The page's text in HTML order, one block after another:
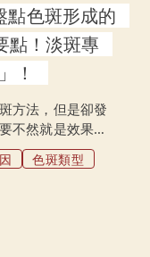
點色斑形成的
點！淡斑專
！
方法，但是卻發
不然就是效果來
決，但是卻不是
的討論，其中内
色斑類型